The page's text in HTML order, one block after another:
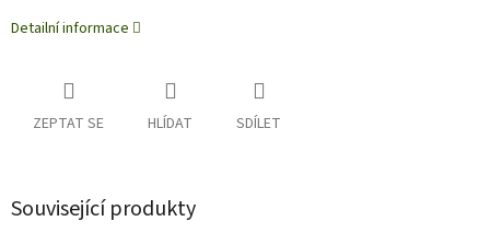
Detailní informace
ZEPTAT SE HLÍDAT SDÍLET
Související produkty